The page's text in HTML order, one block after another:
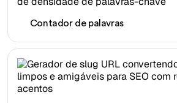
Contador de palavras